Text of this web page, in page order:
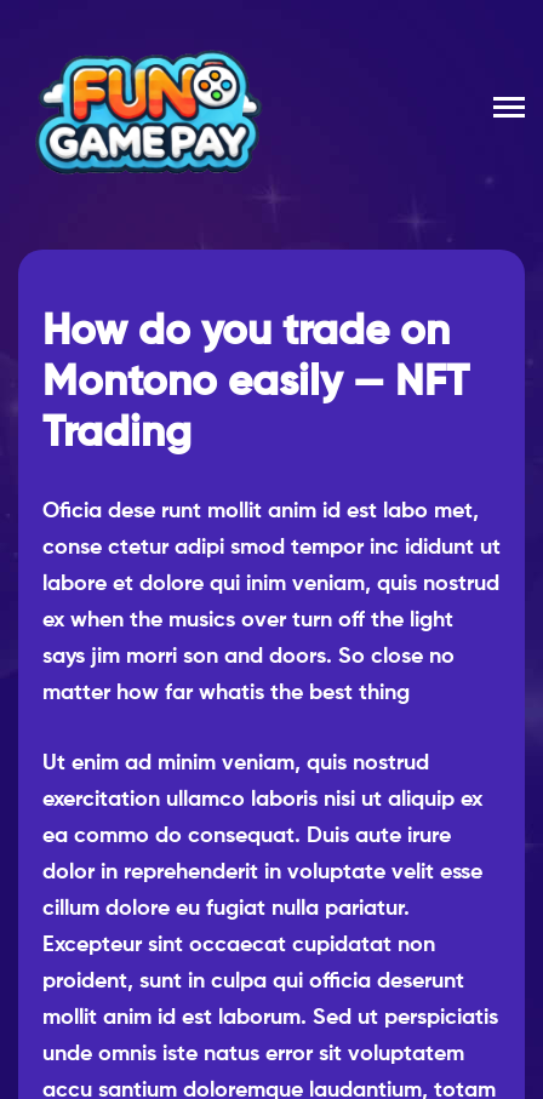
How do you trade on
Montono easily — NFT
Trading
Oficia dese runt mollit anim id est labo met,
conse ctetur adipi smod tempor inc ididunt ut
labore et dolore qui inim veniam, quis nostrud
ex when the musics over turn off the light
says jim morri son and doors. So close no
matter how far whatis the best thing
Ut enim ad minim veniam, quis nostrud
exercitation ullamco laboris nisi ut aliquip ex
ea commo do consequat. Duis aute irure
dolor in reprehenderit in voluptate velit esse
cillum dolore eu fugiat nulla pariatur.
Excepteur sint occaecat cupidatat non
proident, sunt in culpa qui officia deserunt
mollit anim id est laborum. Sed ut perspiciatis
unde omnis iste natus error sit voluptatem
accu santium doloremque laudantium, totam